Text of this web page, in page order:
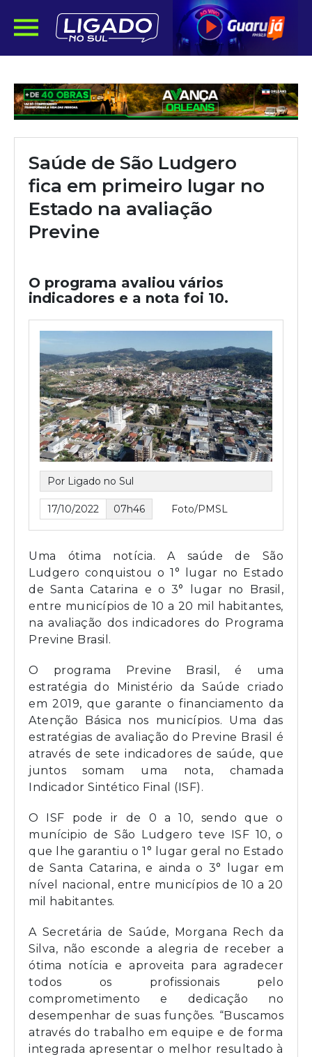
Saúde de São Ludgero
fica em primeiro lugar no
Estado na avaliação
Previne
O programa avaliou vários
indicadores e a nota foi 10.
Por Ligado no Sul
17/10/2022 07h46 Foto/PMSL
Uma ótima notícia. A saúde de São
Ludgero conquistou o 1° lugar no Estado
de Santa Catarina e o 3° lugar no Brasil,
entre municípios de 10 a 20 mil habitantes,
na avaliação dos indicadores do Programa
Previne Brasil.
O programa Previne Brasil, é uma
estratégia do Ministério da Saúde criado
em 2019, que garante o financiamento da
Atenção Básica nos municípios. Uma das
estratégias de avaliação do Previne Brasil é
através de sete indicadores de saúde, que
juntos somam uma nota, chamada
Indicador Sintético Final (ISF).
O ISF pode ir de 0 a 10, sendo que o
munícipio de São Ludgero teve ISF 10, o
que lhe garantiu o 1° lugar geral no Estado
de Santa Catarina, e ainda o 3° lugar em
nível nacional, entre municípios de 10 a 20
mil habitantes.
A Secretária de Saúde, Morgana Rech da
Silva, não esconde a alegria de receber a
ótima notícia e aproveita para agradecer
todos os profissionais pelo
comprometimento e dedicação no
desempenhar de suas funções. “Buscamos
através do trabalho em equipe e de forma
integrada apresentar o melhor resultado à